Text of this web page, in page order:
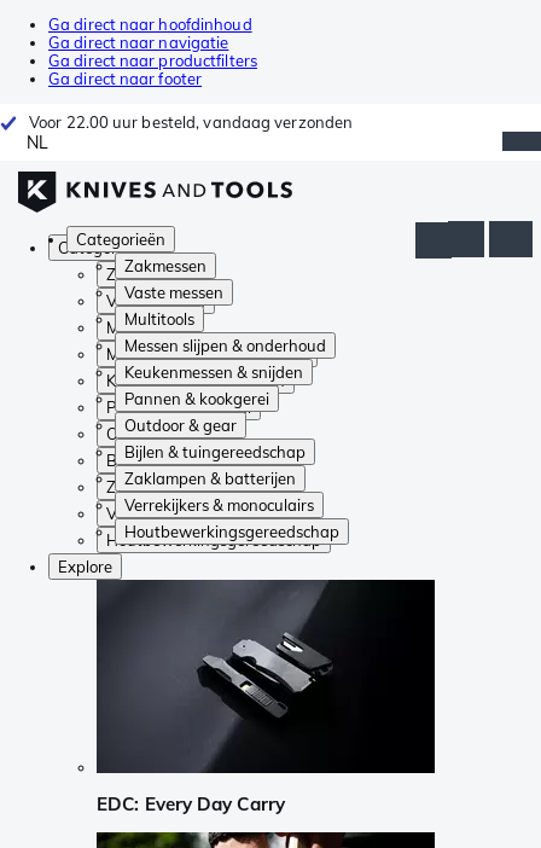
Ga direct naar hoofdinhoud
Ga direct naar navigatie
Ga direct naar productfilters
Ga direct naar footer
Voor 22.00 uur besteld, vandaag verzonden
NL
Categorieën
Zakmessen
Vaste messen
Multitools
Messen slijpen & onderhoud
Keukenmessen & snijden
Pannen & kookgerei
Outdoor & gear
Bijlen & tuingereedschap
Zaklampen & batterijen
Verrekijkers & monoculairs
Houtbewerkingsgereedschap
Categorieën
Zakmessen
Vaste messen
Multitools
Messen slijpen & onderhoud
Keukenmessen & snijden
Pannen & kookgerei
Outdoor & gear
Bijlen & tuingereedschap
Zaklampen & batterijen
Verrekijkers & monoculairs
Houtbewerkingsgereedschap
Explore
EDC: Every Day Carry